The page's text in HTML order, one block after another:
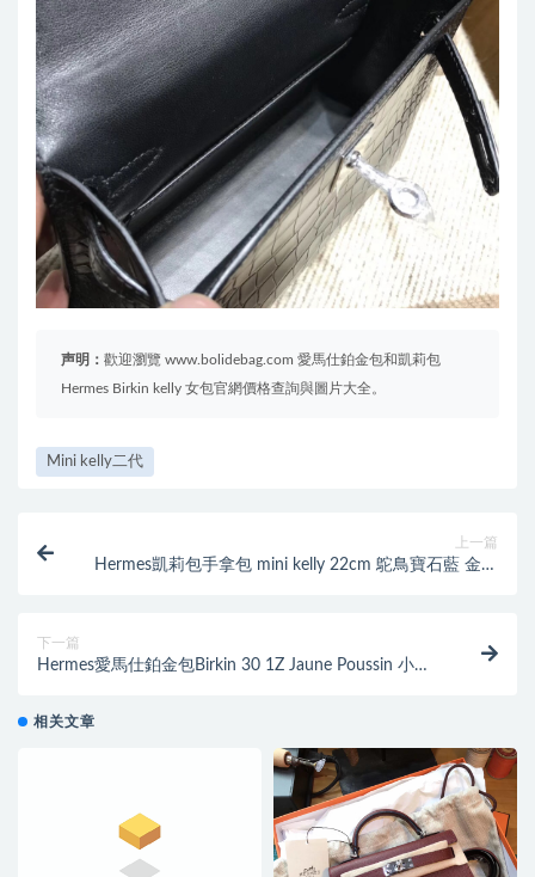
声明： 歡迎瀏覽 www.bolidebag.com 愛馬仕鉑金包和凱莉包
Hermes Birkin kelly 女包官網價格查詢與圖片大全。
Mini kelly二代
上一篇
Hermes凱莉包手拿包 mini kelly 22cm 鴕鳥寶石藍 金扣
下一篇
Hermes愛馬仕鉑金包Birkin 30 1Z Jaune Poussin 小雞
相关文章